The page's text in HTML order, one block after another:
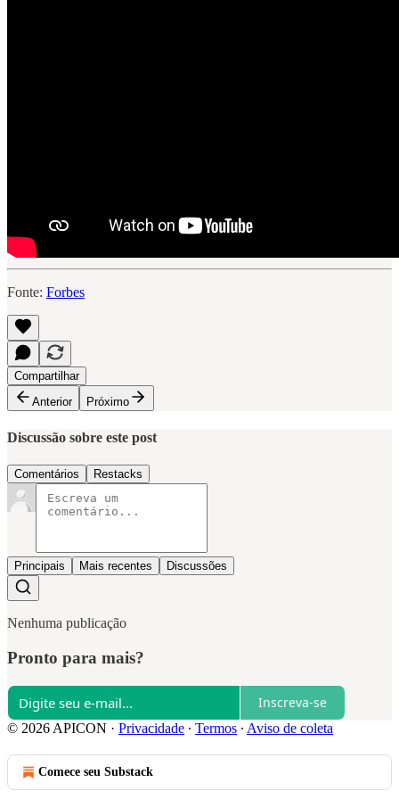
Fonte: Forbes
Compartilhar
Anterior
Próximo
Discussão sobre este post
Comentários Restacks
Principais Mais recentes Discussões
Nenhuma publicação
Pronto para mais?
Inscreva-se
© 2026 APICON · Privacidade ∙ Termos ∙ Aviso de coleta
Comece seu Substack